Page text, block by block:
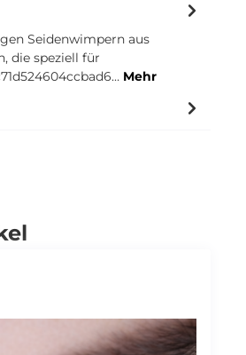
Seidenwimpern aus
die speziell für
Mehr